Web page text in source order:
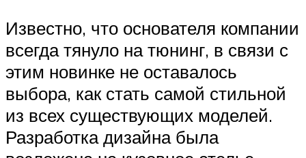
Известно, что основателя компании
всегда тянуло на тюнинг, в связи с
этим новинке не оставалось
выбора, как стать самой стильной
из всех существующих моделей.
Разработка дизайна была